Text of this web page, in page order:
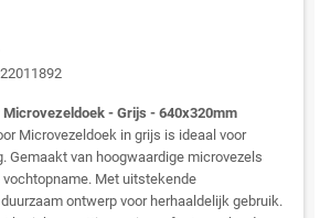
- Grijs - 640x320mm
Microvezeldoek in grijs is ideaal voor
Gemaakt van hoogwaardige microvezels
Met uitstekende
ontwerp voor herhaaldelijk gebruik.